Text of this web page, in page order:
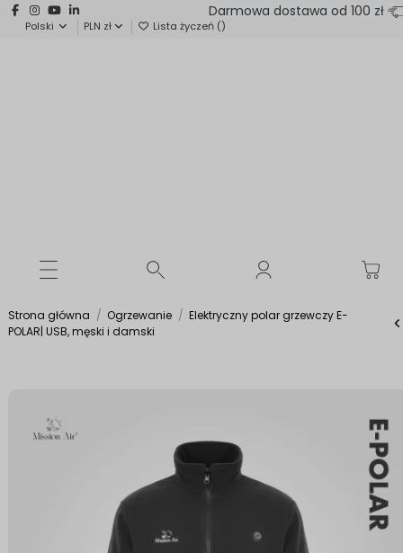
Darmowa dostawa od 100 zł
Polski PLN zł Lista życzeń ()
Strona główna Ogrzewanie
Elektryczny polar grzewczy E-
POLAR| USB, męski i damski